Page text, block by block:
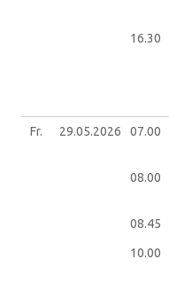
16.30
Fr. 29.05.2026 07.00
08.00
08.45
10.00